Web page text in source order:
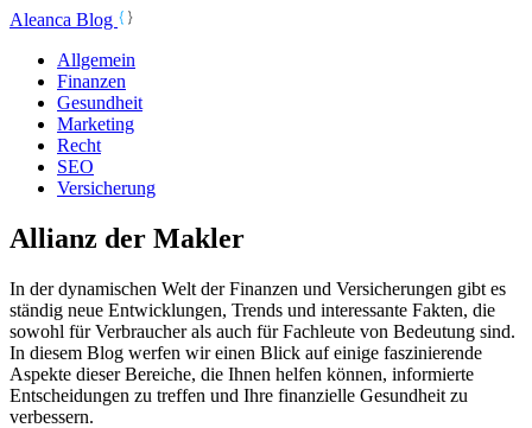
Aleanca Blog
Allgemein
Finanzen
Gesundheit
Marketing
Recht
SEO
Versicherung
Allianz der Makler
In der dynamischen Welt der Finanzen und Versicherungen gibt es
ständig neue Entwicklungen, Trends und interessante Fakten, die
sowohl für Verbraucher als auch für Fachleute von Bedeutung sind.
In diesem Blog werfen wir einen Blick auf einige faszinierende
Aspekte dieser Bereiche, die Ihnen helfen können, informierte
Entscheidungen zu treffen und Ihre finanzielle Gesundheit zu
verbessern.